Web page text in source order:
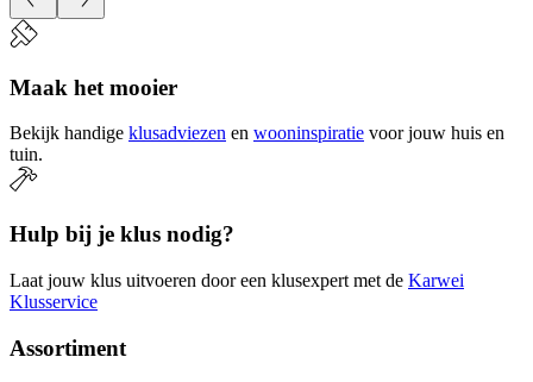
Maak het mooier
Bekijk handige klusadviezen en wooninspiratie voor jouw huis en
tuin.
Hulp bij je klus nodig?
Laat jouw klus uitvoeren door een klusexpert met de Karwei
Klusservice
Assortiment